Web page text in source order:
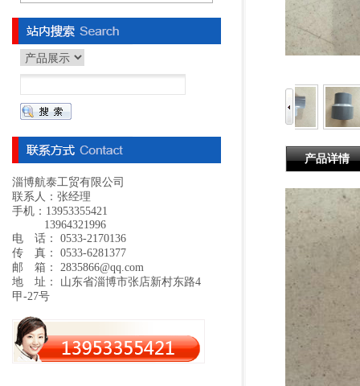
产品详情
淄博航泰工贸有限公司
联系人：张经理
手机：13953355421
13964321996
电 话： 0533-2170136
传 真： 0533-6281377
邮 箱： 2835866@qq.com
地 址： 山东省淄博市张店新村东路4
甲-27号